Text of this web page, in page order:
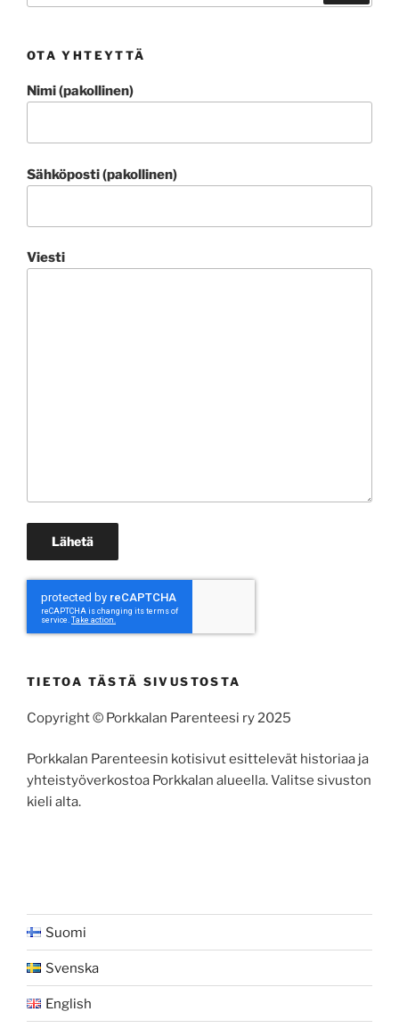
OTA YHTEYTTÄ
Nimi (pakollinen)
Sähköposti (pakollinen)
Viesti
TIETOA TÄSTÄ SIVUSTOSTA
Copyright © Porkkalan Parenteesi ry 2025
Porkkalan Parenteesin kotisivut esittelevät historiaa ja
yhteistyöverkostoa Porkkalan alueella. Valitse sivuston
kieli alta.
Suomi
Svenska
English